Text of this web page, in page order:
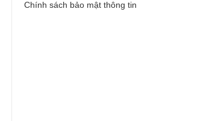
Chính sách bảo mật thông tin